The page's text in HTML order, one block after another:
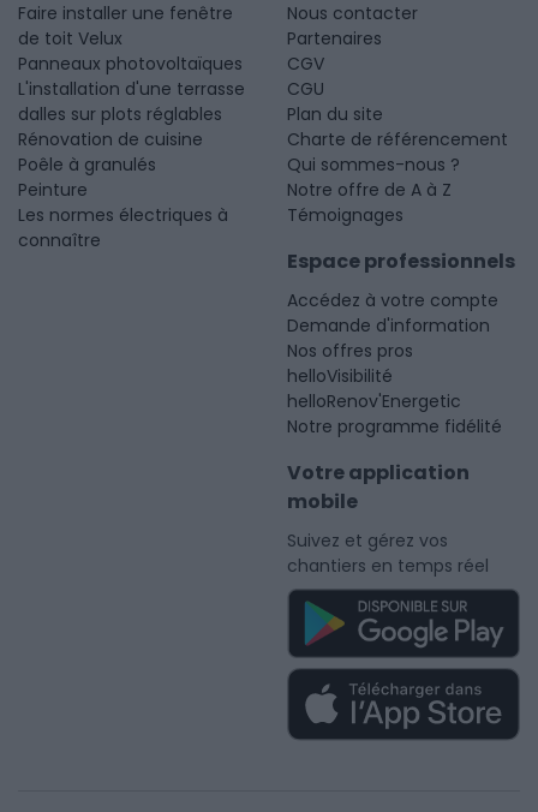
Faire installer une fenêtre
de toit Velux
Panneaux photovoltaïques
L'installation d'une terrasse
dalles sur plots réglables
Rénovation de cuisine
Poêle à granulés
Peinture
Les normes électriques à
connaître
Nous contacter
Partenaires
CGV
CGU
Plan du site
Charte de référencement
Qui sommes-nous ?
Notre offre de A à Z
Témoignages
Espace professionnels
Accédez à votre compte
Demande d'information
Nos offres pros
helloVisibilité
helloRenov'Energetic
Notre programme fidélité
Votre application
mobile
Suivez et gérez vos
chantiers en temps réel